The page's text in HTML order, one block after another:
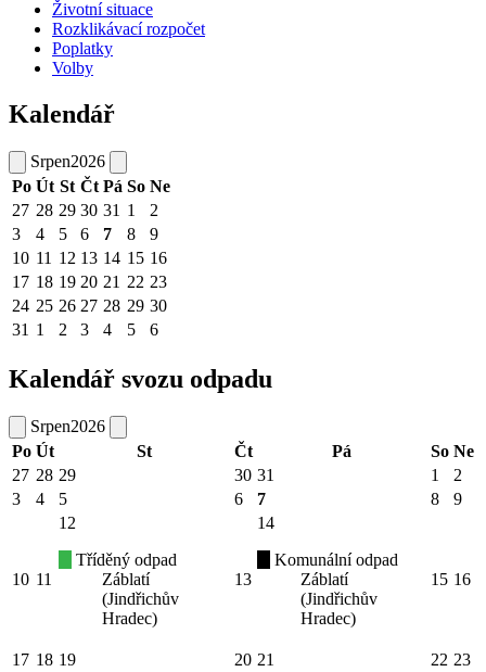
Životní situace
Rozklikávací rozpočet
Poplatky
Volby
Kalendář
Srpen2026
Po Út St Čt Pá So Ne
27 28 29 30 31 1
2
3
4 5 6 7 8
9
10 11 12 13 14 15 16
17 18 19 20 21 22 23
24 25 26 27 28 29 30
31 1 2 3 4 5 6
Kalendář svozu odpadu
Srpen2026
Po Út St Čt Pá So Ne
27 28 29 30 31 1
2
3
4 5 6 7 8 9
10 11
12
Tříděný odpad
Záblatí
(Jindřichův
Hradec)
13
14
Komunální odpad
Záblatí
(Jindřichův
Hradec)
15 16
17 18 19 20 21 22 23